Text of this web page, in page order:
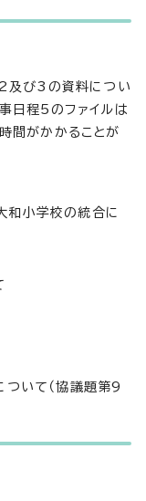
2及び3の資料につい
日程5のファイルは
間がかかることが
和小学校の統合に
ついて（協議題第9